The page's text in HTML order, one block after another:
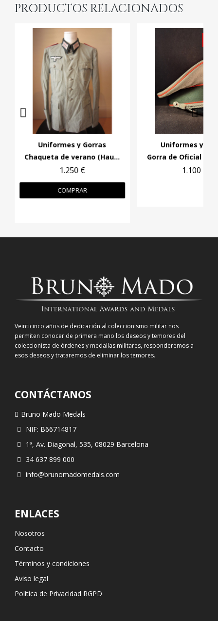
PRODUCTOS RELACIONADOS
Uniformes y Gorras
Chaqueta de verano (Hauptmann 5 Jäger Division)
1.250 €
COMPRAR
Uniformes y
1.100 €
Veinticinco años de dedicación al coleccionismo militar nos
permiten conocer de primera mano los deseos y temores del
coleccionista de órdenes y medallas militares, responderemos a
esos deseos y trataremos de eliminar los temores.
CONTÁCTANOS
Bruno Mado Medals
NIF: B66714817
1ª, Av. Diagonal, 535, 08029 Barcelona
34 637 899 000
info@brunomadomedals.com
ENLACES
Nosotros
Contacto
Términos y condiciones
Aviso legal
Política de Privacidad RGPD